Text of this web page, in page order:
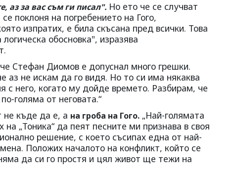
аз за вас съм ги писал". Но ето че се случват
поклоня на погребението на Гого,
изпратих, е била скъсана пред всички. Това
обосновка", изразява
Стефан Диомов е допуснал много грешки.
аз не искам да го видя. Но то си има някаква
с него, когато му дойде времето. Разбирам, че
голяма от неговата.“
къде да е, а на гроба на Гого. „Най-голямата
„Тоника“ да пеят песните ми признава в своя
решение, с което съсипах една от най-
Положих началото на конфликт, който се
да си го простя и цял живот ще тежи на